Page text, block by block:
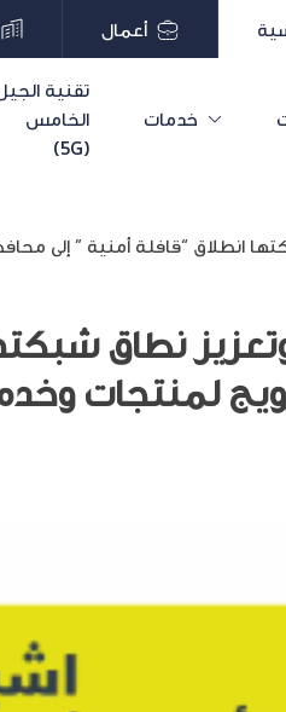
أعمال
خدمات
تقنية
الخامس
(5G)
انطلاق “قافلة أمنية ” إلى
نطاق
لمنتجات